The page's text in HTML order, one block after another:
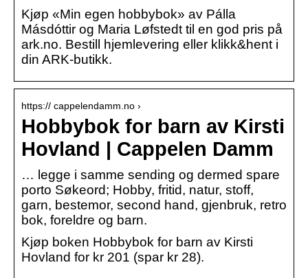
Kjøp «Min egen hobbybok» av Pálla
Másdóttir og Maria Løfstedt til en god pris på
ark.no. Bestill hjemlevering eller klikk&hent i
din ARK-butikk.
https:// cappelendamm.no ›
Hobbybok for barn av Kirsti
Hovland | Cappelen Damm
… legge i samme sending og dermed spare
porto Søkeord; Hobby, fritid, natur, stoff,
garn, bestemor, second hand, gjenbruk, retro
bok, foreldre og barn.
Kjøp boken Hobbybok for barn av Kirsti
Hovland for kr 201 (spar kr 28).